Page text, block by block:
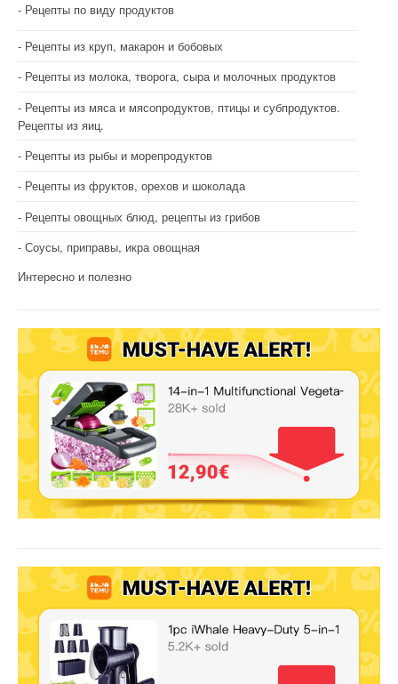
Рецепты по виду продуктов
Рецепты из круп, макарон и бобовых
Рецепты из молока, творога, сыра и молочных продуктов
Рецепты из мяса и мясопродуктов, птицы и субпродуктов.
Рецепты из яиц.
Рецепты из рыбы и морепродуктов
Рецепты из фруктов, орехов и шоколада
Рецепты овощных блюд, рецепты из грибов
Соусы, приправы, икра овощная
Интересно и полезно